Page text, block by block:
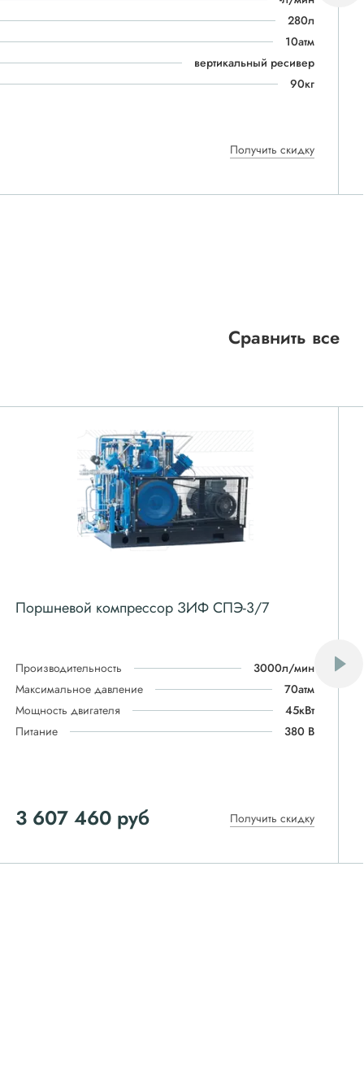
280л
10атм
вертикальный ресивер
90кг
Получить скидку
Сравнить все
Поршневой компрессор ЗИФ СПЭ-3/7
Производительность
3000л/мин
Максимальное давление
70атм
Мощность двигателя
45кВт
Питание
380 В
3 607 460 руб Получить скидку